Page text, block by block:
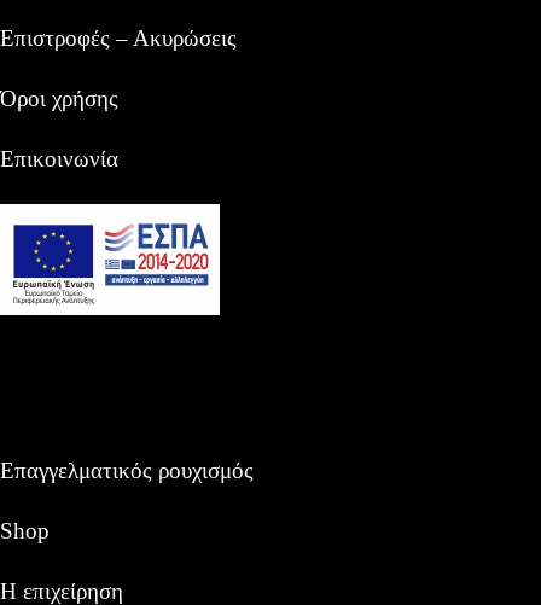
Επιστροφές – Ακυρώσεις
Όροι χρήσης
Επικοινωνία
Επαγγελματικός ρουχισμός
Shop
Η επιχείρηση